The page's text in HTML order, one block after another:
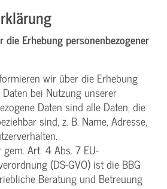
Erhebung personenbezogener
wir über die Erhebung
bei Nutzung unserer
Daten sind alle Daten, die
sind, z. B. Name, Adresse,
Art. 4 Abs. 7 EU-
(DS-GVO) ist die BBG
Beratung und Betreuung